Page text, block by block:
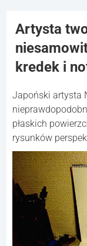
Artysta
kredek i
Japoński artysta
płaskich
rysunków